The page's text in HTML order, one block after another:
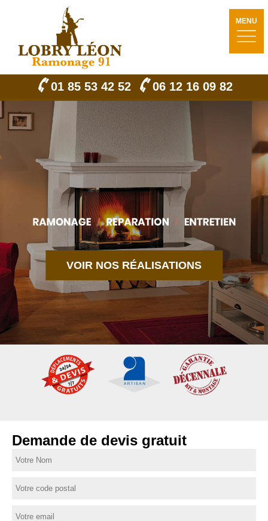
MENU
01 85 53 42 52 06 12 16 09 82
VOIR NOS RÉALISATIONS
Demande de devis gratuit